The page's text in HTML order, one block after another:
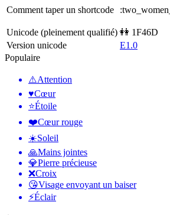
Comment taper un shortcode
Unicode (pleinement qualifié) 👭 1F46D
Version unicode
E1.0
Populaire
⚠️Attention
♥️Cœur
⭐Étoile
❤️Cœur rouge
☀️Soleil
🙏Mains jointes
💎Pierre précieuse
❌Croix
😘Visage envoyant un baiser
⚡Éclair